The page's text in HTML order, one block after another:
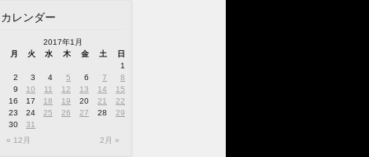
カレンダー
2017年1月
月
火 水 木 金 土 日
« 12月 2月 »
1
2
3 4 5 6 7
8
9
10 11 12 13 14
15
16
17 18 19 20 21
22
23
24 25 26 27 28
29
30
31